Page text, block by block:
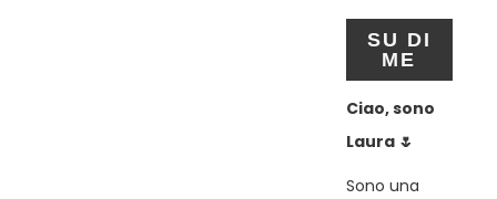
SU DI
ME
Ciao, sono
Laura 🌷
Sono una